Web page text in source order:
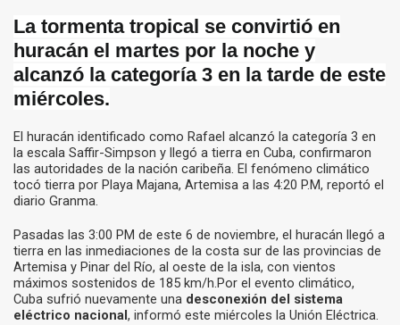
La tormenta tropical se convirtió en
huracán el martes por la noche y
alcanzó la categoría 3 en la tarde de este
miércoles.
El huracán identificado como Rafael alcanzó la categoría 3 en
la escala Saffir-Simpson y llegó a tierra en Cuba, confirmaron
las autoridades de la nación caribeña. El fenómeno climático
tocó tierra por Playa Majana, Artemisa a las 4:20 P.M, reportó el
diario Granma.
Pasadas las 3:00 PM de este 6 de noviembre, el huracán llegó a
tierra en las inmediaciones de la costa sur de las provincias de
Artemisa y Pinar del Río, al oeste de la isla, con vientos
máximos sostenidos de 185 km/h.Por el evento climático,
Cuba sufrió nuevamente una desconexión del sistema
eléctrico nacional, informó este miércoles la Unión Eléctrica.